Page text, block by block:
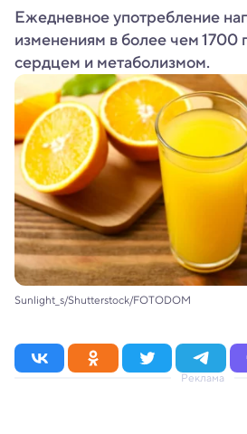
Ежедневное употребление
изменениям в более чем 1700
сердцем и метаболизмом.
Sunlight_s/Shutterstock/FOTODOM
Реклама